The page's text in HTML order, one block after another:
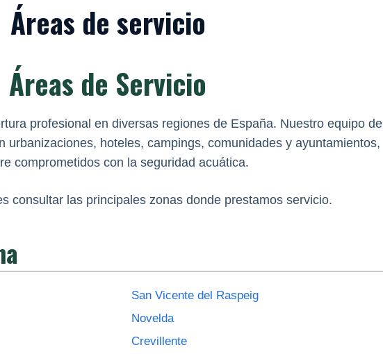
Áreas de servicio
Áreas de Servicio
profesional en diversas regiones de España. Nuestro equipo de
urbanizaciones, hoteles, campings, comunidades y ayuntamientos,
comprometidos con la seguridad acuática.
consultar las principales zonas donde prestamos servicio.
San Vicente del Raspeig
Novelda
Crevillente